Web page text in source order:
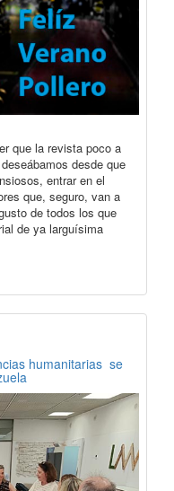
que la revista poco a
desde que
entrar en el
que, seguro, van a
de todos los que
de ya larguísima
humanitarias se